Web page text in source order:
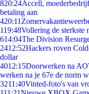
820:24Accell,
betaling aan
420:11
119:48Vollering de sterkste
614:04The Division
2412:52Hackers roven
dollar
4012:15Doorwerken na
werken na je 67e de norm
3211:40Vinted-foto's van